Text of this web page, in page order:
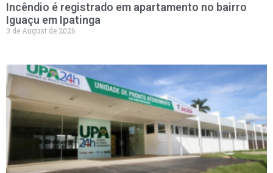
Incêndio é registrado em apartamento no bairro
Iguaçu em Ipatinga
3 de August de 2026